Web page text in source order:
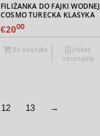
FILIŻANKA DO FAJKI WODNEJ
COSMO TURECKA KLASYKA
€2000
Do koszyka
Pokaż
szczegóły
12 13 →